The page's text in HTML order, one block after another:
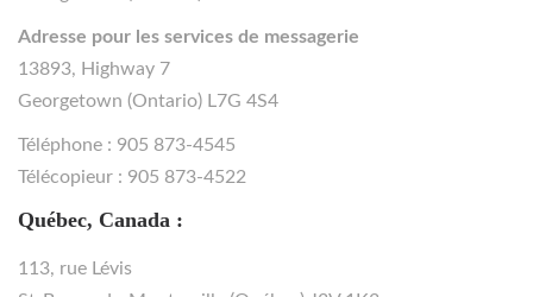
Adresse pour les services de messagerie
13893, Highway 7
Georgetown (Ontario) L7G 4S4
Téléphone : 905 873-4545
Télécopieur : 905 873-4522
Québec, Canada :
113, rue Lévis